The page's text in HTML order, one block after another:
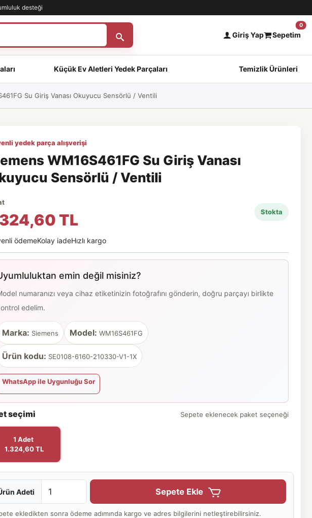
desteği
Giriş Yap Sepetim
0
Küçük Ev Aletleri Yedek Parçaları Temizlik Ürünleri
Su Giriş Vanası Okuyucu Sensörlü / Ventili
yedek parça alışverişi
WM16S461FG Su Giriş Vanası
Sensörlü / Ventili
TL Stokta
ödemeKolay iadeHızlı kargo
emin değil misiniz?
numaranızı veya cihaz etiketinizin fotoğrafını gönderin, doğru parçayı birlikte
edelim.
Marka: Siemens Model: WM16S461FG
Ürün kodu: SE0108-6160-210330-V1-1X
WhatsApp ile Uygunluğu Sor
seçimi Sepete eklenecek paket seçeneği
1 Adet
1.324,60 TL
Adeti Sepete Ekle
ekledikten sonra ödeme adımında kargo ve adres bilgilerini netleştirebilirsiniz.